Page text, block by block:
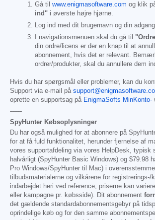
Gå til www.enigmasoftware.com og klik
ind" i øverste højre hjørne.
Log ind med dit brugernavn og din
I navigationsmenuen skal du gå til
din ordre/licens er der en knap til at
abonnement, hvis det er relevant.
ordrer/produkter, skal du annullere dem
Hvis du har spørgsmål eller problemer, kan du
Support via e-mail på
oprette en supportsag på EnigmaSofts MinKonto-
------
SpyHunter Købsoplysninger
Du har også mulighed for at abonnere på
for at få fuld funktionalitet, herunder fjernelse af
vores supportafdeling via vores HelpDesk, typisk
halvårligt (SpyHunter Basic Windows) og $79.98
Pro Windows/SpyHunter til Mac) i
tilbudsmaterialerne og vilkårene for registrerings-/
indarbejdet heri ved reference; priserne kan
eller kampagne pr. købsside). Dit abonnement
det gældende standardabonnementsgebyr på
oprindelige køb og for den samme